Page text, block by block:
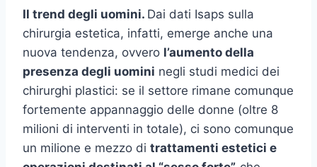
Il trend degli uomini. Dai dati Isaps sulla
chirurgia estetica, infatti, emerge anche una
nuova tendenza, ovvero l’aumento della
presenza degli uomini negli studi medici dei
chirurghi plastici: se il settore rimane comunque
fortemente appannaggio delle donne (oltre 8
milioni di interventi in totale), ci sono comunque
un milione e mezzo di trattamenti estetici e